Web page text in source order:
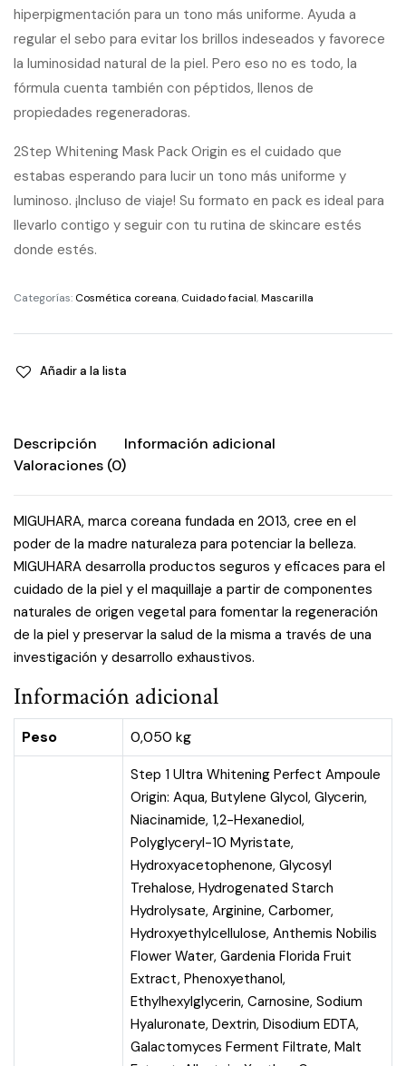
hiperpigmentación para un tono más uniforme. Ayuda a
regular el sebo para evitar los brillos indeseados y favorece
la luminosidad natural de la piel. Pero eso no es todo, la
fórmula cuenta también con péptidos, llenos de
propiedades regeneradoras.
2Step Whitening Mask Pack Origin es el cuidado que
estabas esperando para lucir un tono más uniforme y
luminoso. ¡Incluso de viaje! Su formato en pack es ideal para
llevarlo contigo y seguir con tu rutina de skincare estés
donde estés.
Categorías: Cosmética coreana, Cuidado facial,Mascarilla
Añadir a la lista
Descripción
Información adicional
Valoraciones (0)
MIGUHARA, marca coreana fundada en 2013, cree en el
poder de la madre naturaleza para potenciar la belleza.
MIGUHARA desarrolla productos seguros y eficaces para el
cuidado de la piel y el maquillaje a partir de componentes
naturales de origen vegetal para fomentar la regeneración
de la piel y preservar la salud de la misma a través de una
investigación y desarrollo exhaustivos.
Información adicional
Peso 0,050 kg
Step 1 Ultra Whitening Perfect Ampoule
Origin: Aqua, Butylene Glycol, Glycerin,
Niacinamide, 1,2-Hexanediol,
Polyglyceryl-10 Myristate,
Hydroxyacetophenone, Glycosyl
Trehalose, Hydrogenated Starch
Hydrolysate, Arginine, Carbomer,
Hydroxyethylcellulose, Anthemis Nobilis
Flower Water, Gardenia Florida Fruit
Extract, Phenoxyethanol,
Ethylhexylglycerin, Carnosine, Sodium
Hyaluronate, Dextrin, Disodium EDTA,
Galactomyces Ferment Filtrate, Malt